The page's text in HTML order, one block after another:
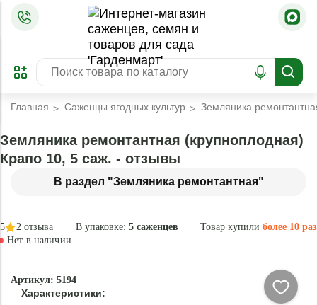
ПРЕДЗАКАЗ
ЗАБРОНИРОВАТЬ
ЛУЧШЕЕ
Главная Саженцы ягодных культур Земляника
В раздел "Земляника ремонтантная"
Земляника ремонтантная (крупноплодная)
Крапо 10, 5 саж. - отзывы
В упаковке: 5 саженцев Товар купили более 10 раз
5 2 отзыва
Нет в наличии
Артикул: 5194
Характеристики: